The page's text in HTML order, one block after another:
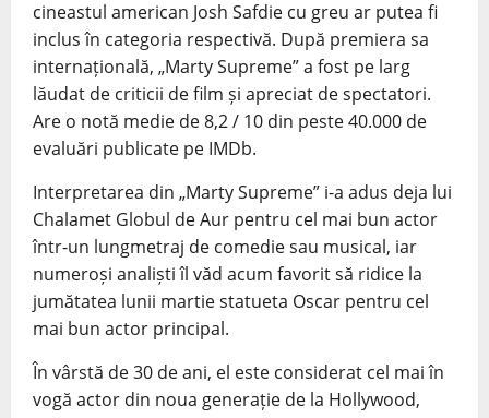
cineastul american Josh Safdie cu greu ar putea fi
inclus în categoria respectivă. După premiera sa
internațională, „Marty Supreme” a fost pe larg
lăudat de criticii de film și apreciat de spectatori.
Are o notă medie de 8,2 / 10 din peste 40.000 de
evaluări publicate pe IMDb.
Interpretarea din „Marty Supreme” i-a adus deja lui
Chalamet Globul de Aur pentru cel mai bun actor
într-un lungmetraj de comedie sau musical, iar
numeroși analiști îl văd acum favorit să ridice la
jumătatea lunii martie statueta Oscar pentru cel
mai bun actor principal.
În vârstă de 30 de ani, el este considerat cel mai în
vogă actor din noua generație de la Hollywood,